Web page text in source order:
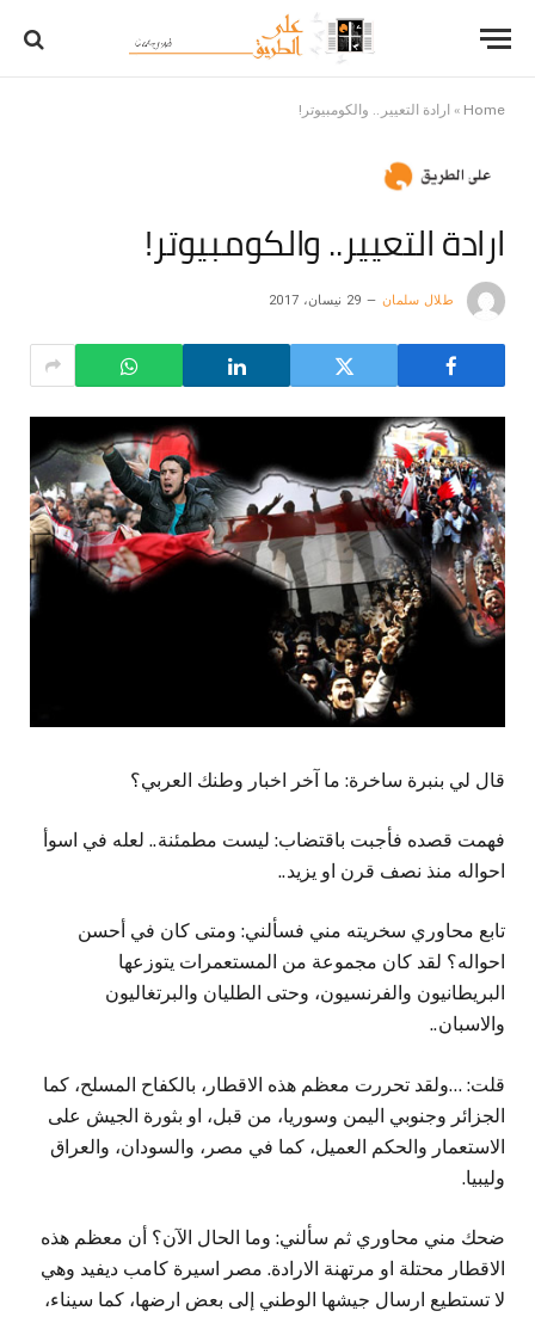
Home
» ارادة التعيير.. والكومبيوتر!
ارادة التعيير.. والكومبيوتر!
طلال سلمان 29 نيسان، 2017
قال لي بنبرة ساخرة: ما آخر اخبار وطنك العربي؟
فهمت قصده فأجبت باقتضاب: ليست مطمئنة.. لعله في اسوأ
احواله منذ نصف قرن او يزيد..
تابع محاوري سخريته مني فسألني: ومتى كان في أحسن
احواله؟ لقد كان مجموعة من المستعمرات يتوزعها
البريطانيون والفرنسيون، وحتى الطليان والبرتغاليون
والاسبان..
قلت: …ولقد تحررت معظم هذه الاقطار، بالكفاح المسلح، كما
الجزائر وجنوبي اليمن وسوريا، من قبل، او بثورة الجيش على
الاستعمار والحكم العميل، كما في مصر، والسودان، والعراق
وليبيا.
ضحك مني محاوري ثم سألني: وما الحال الآن؟ أن معظم هذه
الاقطار محتلة او مرتهنة الارادة. مصر اسيرة كامب ديفيد وهي
لا تستطيع ارسال جيشها الوطني إلى بعض ارضها، كما سيناء،